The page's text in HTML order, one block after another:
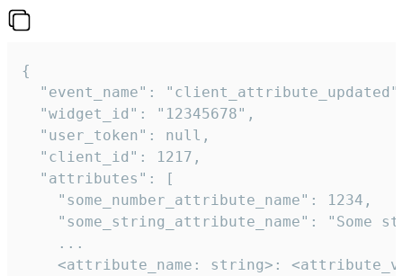
{
"event_name":
  "widget_id": "12345678",
  "user_token": null,
  "client_id": 1217,
  "attributes": [
    "some_number_attribute_name": 1234,
"some_string_attribute_name": "Some
    ...
<attribute_name: string>: